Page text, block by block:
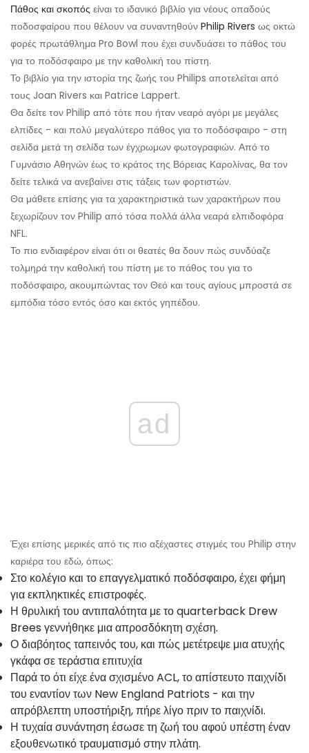
Πάθος και σκοπός είναι το ιδανικό βιβλίο για νέους οπαδούς
ποδοσφαίρου που θέλουν να συναντηθούν Philip Rivers ως οκτώ
φορές πρωτάθλημα Pro Bowl που έχει συνδυάσει το πάθος του
για το ποδόσφαιρο με την καθολική του πίστη.
Το βιβλίο για την ιστορία της ζωής του Philips αποτελείται από
τους Joan Rivers και Patrice Lappert.
Θα δείτε τον Philip από τότε που ήταν νεαρό αγόρι με μεγάλες
ελπίδες - και πολύ μεγαλύτερο πάθος για το ποδόσφαιρο - στη
σελίδα μετά τη σελίδα των έγχρωμων φωτογραφιών. Από το
Γυμνάσιο Αθηνών έως το κράτος της Βόρειας Καρολίνας, θα τον
δείτε τελικά να ανεβαίνει στις τάξεις των φορτιστών.
Θα μάθετε επίσης για τα χαρακτηριστικά των χαρακτήρων που
ξεχωρίζουν τον Philip από τόσα πολλά άλλα νεαρά ελπιδοφόρα
NFL.
Το πιο ενδιαφέρον είναι ότι οι θεατές θα δουν πώς συνδύαζε
τολμηρά την καθολική του πίστη με το πάθος του για το
ποδόσφαιρο, ακουμπώντας τον Θεό και τους αγίους μπροστά σε
εμπόδια τόσο εντός όσο και εκτός γηπέδου.
ad
Έχει επίσης μερικές από τις πιο αξέχαστες στιγμές του Philip στην
καριέρα του εδώ, όπως:
Στο κολέγιο και το επαγγελματικό ποδόσφαιρο, έχει φήμη
για εκπληκτικές επιστροφές.
Η θρυλική του αντιπαλότητα με το quarterback Drew
Brees γεννήθηκε μια απροσδόκητη σχέση.
Ο διαβόητος ταπεινός του, και πώς μετέτρεψε μια ατυχής
γκάφα σε τεράστια επιτυχία
Παρά το ότι είχε ένα σχισμένο ACL, το απίστευτο παιχνίδι
του εναντίον των New England Patriots - και την
απρόβλεπτη υποστήριξη, πήρε λίγο πριν το παιχνίδι.
Η τυχαία συνάντηση έσωσε τη ζωή του αφού υπέστη έναν
εξουθενωτικό τραυματισμό στην πλάτη.